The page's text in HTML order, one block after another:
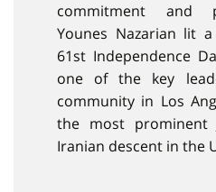
commitment and
Younes Nazarian lit
61st Independence
one of the key
community in Los
the most prominent
Iranian descent in the